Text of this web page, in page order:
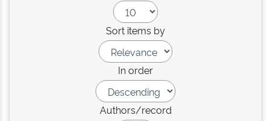
Sort items by
In order
Authors/record